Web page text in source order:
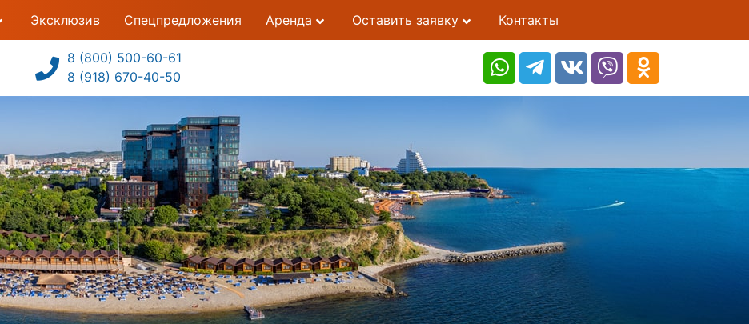
Эксклюзив Спецпредложения Аренда Оставить заявку Контакты
8 (800) 500-60-61
8 (918) 670-40-50